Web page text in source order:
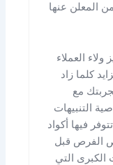
المعلن عنها
العملاء
كلما زاد
مع
التنبيهات
فيها أكواد
الفرص قبل
الكبرى التي